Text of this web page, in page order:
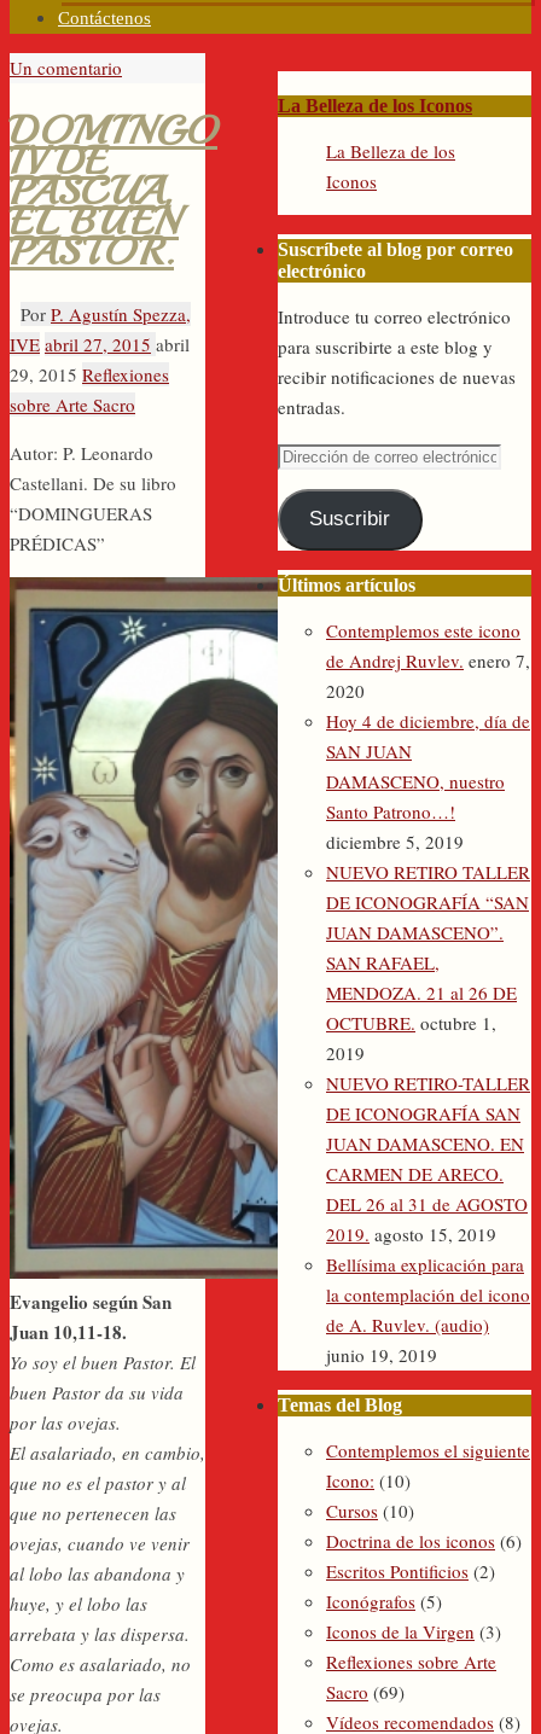
Contáctenos
Un comentario
DOMINGO
IV DE
PASCUA,
EL BUEN
PASTOR.
Por P. Agustín Spezza,
IVE abril 27, 2015 abril
29, 2015 Reflexiones
sobre Arte Sacro
Autor: P. Leonardo
Castellani. De su libro
“DOMINGUERAS
PRÉDICAS”
Evangelio según San
Juan 10,11-18.
Yo soy el buen Pastor. El
buen Pastor da su vida
por las ovejas.
El asalariado, en cambio,
que no es el pastor y al
que no pertenecen las
ovejas, cuando ve venir
al lobo las abandona y
huye, y el lobo las
arrebata y las dispersa.
Como es asalariado, no
se preocupa por las
ovejas.
La Belleza de los Iconos
La Belleza de los
Iconos
Suscríbete al blog por correo
electrónico
Introduce tu correo electrónico
para suscribirte a este blog y
recibir notificaciones de nuevas
entradas.
Dirección
correo
electrónico
Suscribir
Últimos artículos
Contemplemos este icono
de Andrej Ruvlev. enero 7,
2020
Hoy 4 de diciembre, día de
SAN JUAN
DAMASCENO, nuestro
Santo Patrono…!
diciembre 5, 2019
NUEVO RETIRO TALLER
DE ICONOGRAFÍA “SAN
JUAN DAMASCENO”.
SAN RAFAEL,
MENDOZA. 21 al 26 DE
OCTUBRE. octubre 1,
2019
NUEVO RETIRO-TALLER
DE ICONOGRAFÍA SAN
JUAN DAMASCENO. EN
CARMEN DE ARECO.
DEL 26 al 31 de AGOSTO
2019. agosto 15, 2019
Bellísima explicación para
la contemplación del icono
de A. Ruvlev. (audio)
junio 19, 2019
Temas del Blog
Contemplemos el siguiente
Icono: (10)
Cursos (10)
Doctrina de los iconos (6)
Escritos Pontificios (2)
Iconógrafos (5)
Iconos de la Virgen (3)
Reflexiones sobre Arte
Sacro (69)
Vídeos recomendados (8)